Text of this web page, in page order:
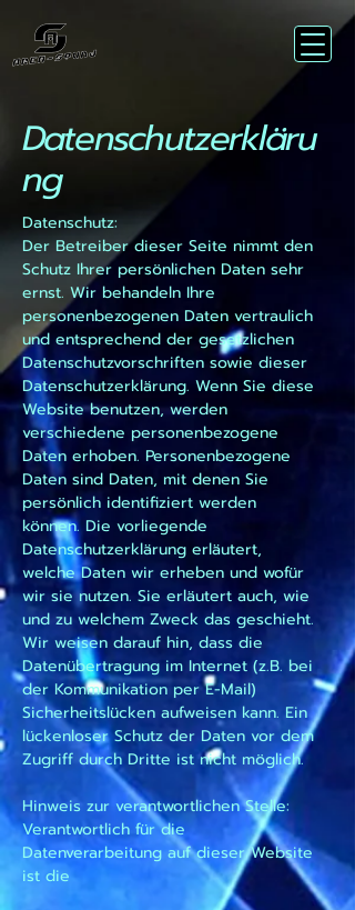
Datenschutzerkläru
ng
Datenschutz:
Der Betreiber dieser Seite nimmt den
Schutz Ihrer persönlichen Daten sehr
ernst. Wir behandeln Ihre
personenbezogenen Daten vertraulich
und entsprechend der gesetzlichen
Datenschutzvorschriften sowie dieser
Datenschutzerklärung. Wenn Sie diese
Website benutzen, werden
verschiedene personenbezogene
Daten erhoben. Personenbezogene
Daten sind Daten, mit denen Sie
persönlich identifiziert werden
können. Die vorliegende
Datenschutzerklärung erläutert,
welche Daten wir erheben und wofür
wir sie nutzen. Sie erläutert auch, wie
und zu welchem Zweck das geschieht.
Wir weisen darauf hin, dass die
Datenübertragung im Internet (z.B. bei
der Kommunikation per E-Mail)
Sicherheitslücken aufweisen kann. Ein
lückenloser Schutz der Daten vor dem
Zugriff durch Dritte ist nicht möglich.
Hinweis zur verantwortlichen Stelle:
Verantwortlich für die
Datenverarbeitung auf dieser Website
ist die